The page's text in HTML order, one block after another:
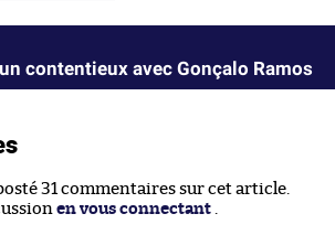
contentieux avec Gonçalo Ramos
31 commentaires sur cet article.
en vous connectant